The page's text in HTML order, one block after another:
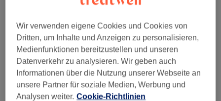
kinderfreundlich, nur Damen, klimatisiert, barrierefrei,
kostenloses WLAN, kostenlose Getränke.
Zurück zur Salonansicht
Herren - Dauerwelle Ganzer kopf
1 Std. 45 Min.
100 €
Herren - Dauerwelle nur deckhaare &
Waschen,Schneiden,Stylen
2 Std. 30 Min.
Schnellansicht Saloninfos
Wir verwenden eigene Cookies und Cookies von
Dritten, um Inhalte und Anzeigen zu personalisieren,
Medienfunktionen bereitzustellen und unseren
Datenverkehr zu analysieren. Wir geben auch
Informationen über die Nutzung unserer Webseite an
unsere Partner für soziale Medien, Werbung und
Analysen weiter. Cookie-Richtlinien